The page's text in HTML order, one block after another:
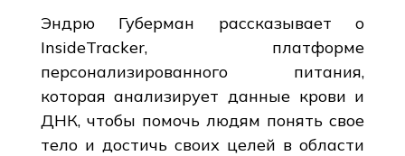
Эндрю Губерман рассказывает о
InsideTracker, платформе
персонализированного питания,
которая анализирует данные крови и
ДНК, чтобы помочь людям понять свое
тело и достичь своих целей в области